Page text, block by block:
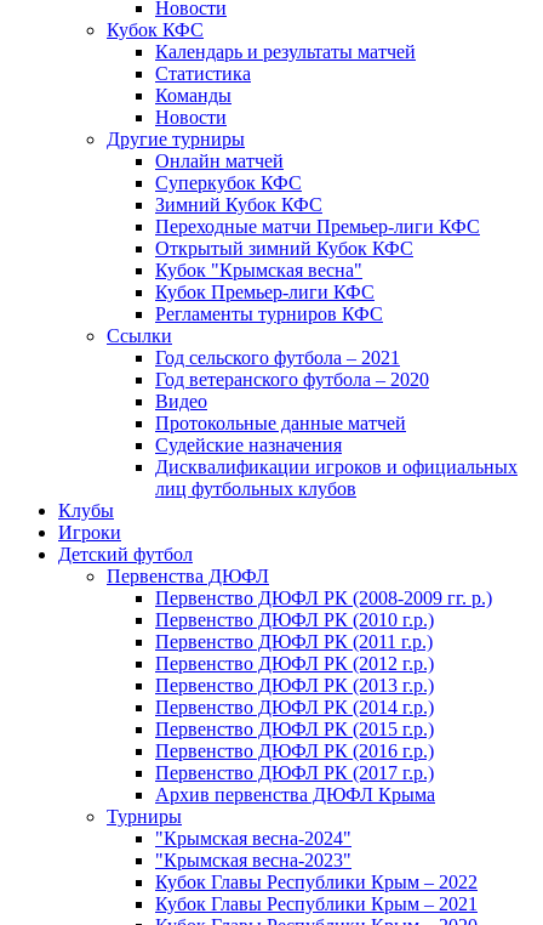
Новости
Кубок КФС
Календарь и результаты матчей
Статистика
Команды
Новости
Другие турниры
Онлайн матчей
Суперкубок КФС
Зимний Кубок КФС
Переходные матчи Премьер-лиги КФС
Открытый зимний Кубок КФС
Кубок "Крымская весна"
Кубок Премьер-лиги КФС
Регламенты турниров КФС
Ссылки
Год сельского футбола – 2021
Год ветеранского футбола – 2020
Видео
Протокольные данные матчей
Судейские назначения
Дисквалификации игроков и официальных
лиц футбольных клубов
Клубы
Игроки
Детский футбол
Первенства ДЮФЛ
Первенство ДЮФЛ РК (2008-2009 гг. р.)
Первенство ДЮФЛ РК (2010 г.р.)
Первенство ДЮФЛ РК (2011 г.р.)
Первенство ДЮФЛ РК (2012 г.р.)
Первенство ДЮФЛ РК (2013 г.р.)
Первенство ДЮФЛ РК (2014 г.р.)
Первенство ДЮФЛ РК (2015 г.р.)
Первенство ДЮФЛ РК (2016 г.р.)
Первенство ДЮФЛ РК (2017 г.р.)
Архив первенства ДЮФЛ Крыма
Турниры
"Крымская весна-2024"
"Крымская весна-2023"
Кубок Главы Республики Крым – 2022
Кубок Главы Республики Крым – 2021